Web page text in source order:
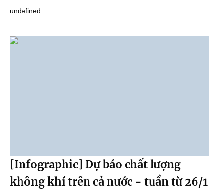
undefined
[Infographic] Dự báo chất lượng
không khí trên cả nước - tuần từ 26/1